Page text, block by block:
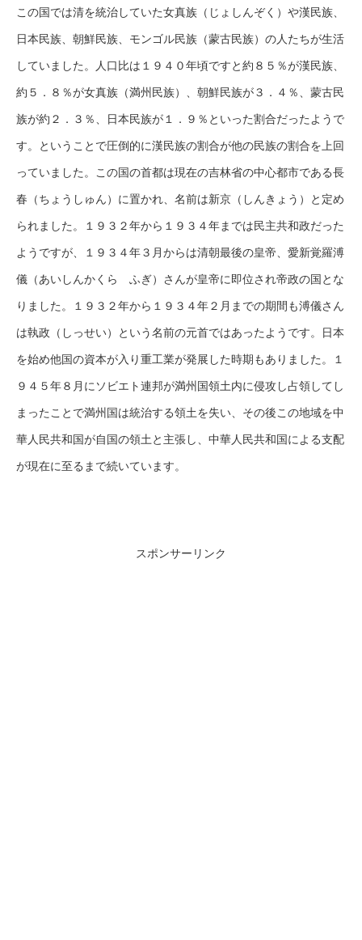
この国では清を統治していた女真族（じょしんぞく）や漢民族、
日本民族、朝鮮民族、モンゴル民族（蒙古民族）の人たちが生活
していました。人口比は１９４０年頃ですと約８５％が漢民族、
約５．８％が女真族（満州民族）、朝鮮民族が３．４％、蒙古民
族が約２．３％、日本民族が１．９％といった割合だったようで
す。ということで圧倒的に漢民族の割合が他の民族の割合を上回
っていました。この国の首都は現在の吉林省の中心都市である長
春（ちょうしゅん）に置かれ、名前は新京（しんきょう）と定め
られました。１９３２年から１９３４年までは民主共和政だった
ようですが、１９３４年３月からは清朝最後の皇帝、愛新覚羅溥
儀（あいしんかくら ふぎ）さんが皇帝に即位され帝政の国とな
りました。１９３２年から１９３４年２月までの期間も溥儀さん
は執政（しっせい）という名前の元首ではあったようです。日本
を始め他国の資本が入り重工業が発展した時期もありました。１
９４５年８月にソビエト連邦が満州国領土内に侵攻し占領してし
まったことで満州国は統治する領土を失い、その後この地域を中
華人民共和国が自国の領土と主張し、中華人民共和国による支配
が現在に至るまで続いています。
スポンサーリンク